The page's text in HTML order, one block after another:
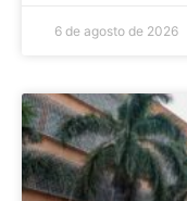
6 de agosto de 2026